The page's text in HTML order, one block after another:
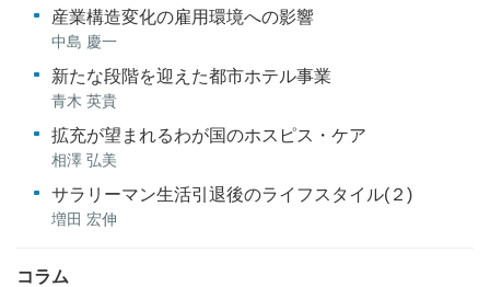
産業構造変化の雇用環境への影響
中島 慶一
新たな段階を迎えた都市ホテル事業
青木 英貴
拡充が望まれるわが国のホスピス・ケア
相澤 弘美
サラリーマン生活引退後のライフスタイル(２)
増田 宏伸
コラム